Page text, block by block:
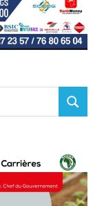
SEARCH